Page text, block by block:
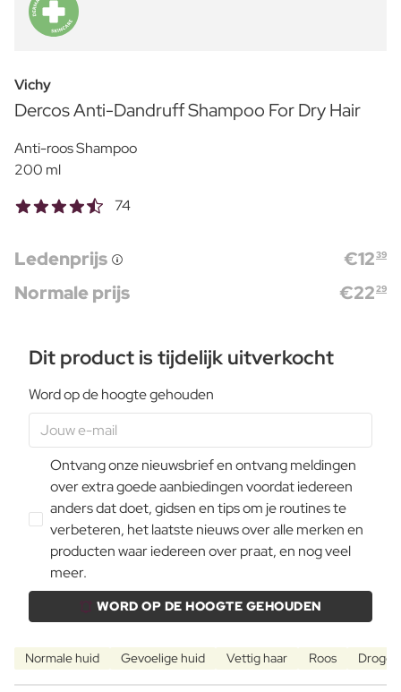
Vichy
Dercos Anti-Dandruff Shampoo For Dry Hair
Anti-roos Shampoo
200 ml
74
Ledenprijs €1239
Normale prijs €2229
Dit product is tijdelijk uitverkocht
Word op de hoogte gehouden
Ontvang onze nieuwsbrief en ontvang meldingen
over extra goede aanbiedingen voordat iedereen
anders dat doet, gidsen en tips om je routines te
verbeteren, het laatste nieuws over alle merken en
producten waar iedereen over praat, en nog veel
meer.
WORD OP DE HOOGTE GEHOUDEN
Normale huid Gevoelige huid Vettig haar Roos Droge